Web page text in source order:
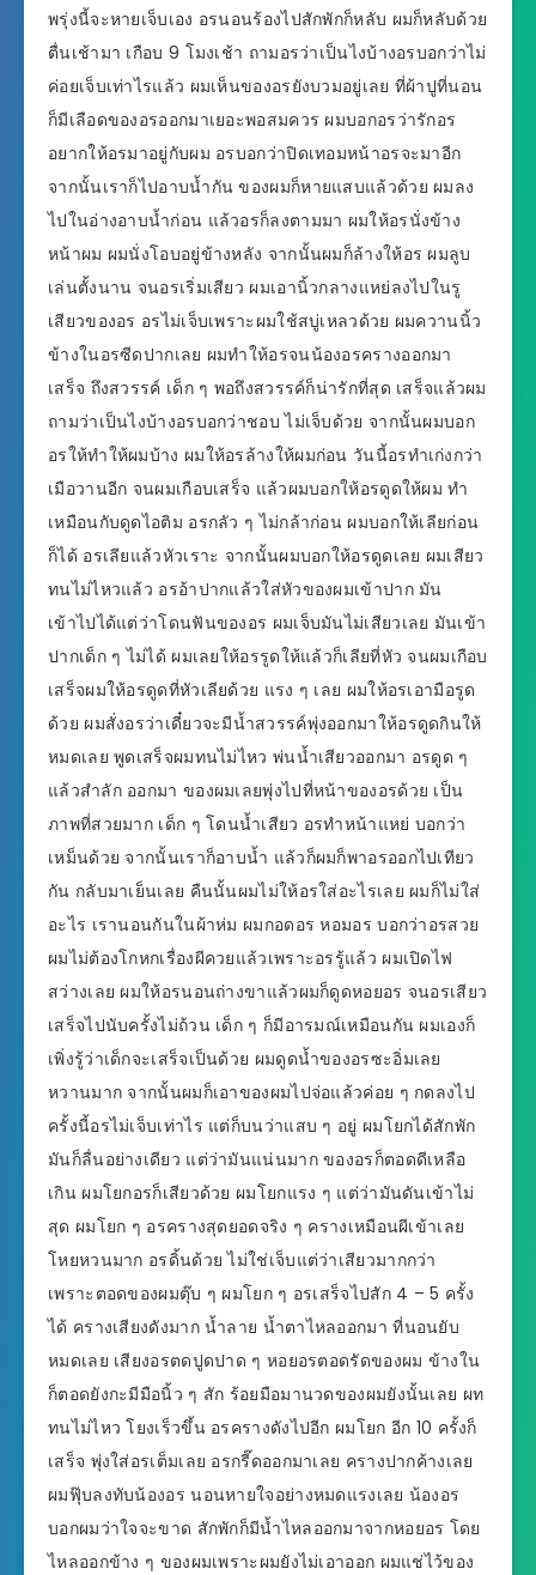
พรุ่งนี้จะหายเจ็บเอง อรนอนร้องไปสักพักก็หลับ ผมก็หลับด้วย
ตื่นเช้ามา เกือบ 9 โมงเช้า ถามอรว่าเป็นไงบ้างอรบอกว่าไม่
ค่อยเจ็บเท่าไรแล้ว ผมเห็นของอรยังบวมอยู่เลย ที่ผ้าปูที่นอน
ก็มีเลือดของอรออกมาเยอะพอสมควร ผมบอกอรว่ารักอร
อยากให้อรมาอยู่กับผม อรบอกว่าปิดเทอมหน้าอรจะมาอีก
จากนั้นเราก็ไปอาบน้ำกัน ของผมก็หายแสบแล้วด้วย ผมลง
ไปในอ่างอาบน้ำก่อน แล้วอรก็ลงตามมา ผมให้อรนั่งข้าง
หน้าผม ผมนั่งโอบอยู่ข้างหลัง จากนั้นผมก็ล้างให้อร ผมลูบ
เล่นตั้งนาน จนอรเริ่มเสียว ผมเอานิ้วกลางแหย่ลงไปในรู
เสียวของอร อรไม่เจ็บเพราะผมใช้สบู่เหลวด้วย ผมควานนิ้ว
ข้างในอรซีดปากเลย ผมทำให้อรจนน้องอรครางออกมา
เสร็จ ถึงสวรรค์ เด็ก ๆ พอถึงสวรรค์ก็น่ารักที่สุด เสร็จแล้วผม
ถามว่าเป็นไงบ้างอรบอกว่าชอบ ไม่เจ็บด้วย จากนั้นผมบอก
อรให้ทำให้ผมบ้าง ผมให้อรล้างให้ผมก่อน วันนี้อรทำเก่งกว่า
เมือวานอีก จนผมเกือบเสร็จ แล้วผมบอกให้อรดูดให้ผม ทำ
เหมือนกับดูดไอติม อรกลัว ๆ ไม่กล้าก่อน ผมบอกให้เลียก่อน
ก็ได้ อรเลียแล้วหัวเราะ จากนั้นผมบอกให้อรดูดเลย ผมเสียว
ทนไม่ไหวแล้ว อรอ้าปากแล้วใส่หัวของผมเข้าปาก มัน
เข้าไปได้แต่ว่าโดนฟันของอร ผมเจ็บมันไม่เสียวเลย มันเข้า
ปากเด็ก ๆ ไม่ได้ ผมเลยให้อรรูดให้แล้วก็เลียที่หัว จนผมเกือบ
เสร็จผมให้อรดูดที่หัวเลียด้วย แรง ๆ เลย ผมให้อรเอามือรูด
ด้วย ผมสั่งอรว่าเดี๋ยวจะมีน้ำสวรรค์พุ่งออกมาให้อรดูดกินให้
หมดเลย พูดเสร็จผมทนไม่ไหว พ่นน้ำเสียวออกมา อรดูด ๆ
แล้วสำลัก ออกมา ของผมเลยพุ่งไปที่หน้าของอรด้วย เป็น
ภาพที่สวยมาก เด็ก ๆ โดนน้ำเสียว อรทำหน้าแหย่ บอกว่า
เหม็นด้วย จากนั้นเราก็อาบน้ำ แล้วก็ผมก็พาอรออกไปเทียว
กัน กลับมาเย็นเลย คืนนั้นผมไม่ให้อรใส่อะไรเลย ผมก็ไม่ใส่
อะไร เรานอนกันในผ้าห่ม ผมกอดอร หอมอร บอกว่าอรสวย
ผมไม่ต้องโกหกเรื่องผีควยแล้วเพราะอรรู้แล้ว ผมเปิดไฟ
สว่างเลย ผมให้อรนอนถ่างขาแล้วผมก็ดูดหอยอร จนอรเสียว
เสร็จไปนับครั้งไม่ถ้วน เด็ก ๆ ก็มีอารมณ์เหมือนกัน ผมเองก็
เพิ่งรู้ว่าเด็กจะเสร็จเป็นด้วย ผมดูดน้ำของอรซะอิ่มเลย
หวานมาก จากนั้นผมก็เอาของผมไปจ่อแล้วค่อย ๆ กดลงไป
ครั้งนี้อรไม่เจ็บเท่าไร แต่ก็บนว่าแสบ ๆ อยู่ ผมโยกได้สักพัก
มันก็ลื่นอย่างเดียว แต่ว่ามันแน่นมาก ของอรก็ตอดดีเหลือ
เกิน ผมโยกอรก็เสียวด้วย ผมโยกแรง ๆ แต่ว่ามันดันเข้าไม่
สุด ผมโยก ๆ อรครางสุดยอดจริง ๆ ครางเหมือนผีเข้าเลย
โหยหวนมาก อรดิ้นด้วย ไม่ใช่เจ็บแต่ว่าเสียวมากกว่า
เพราะตอดของผมตุ๊บ ๆ ผมโยก ๆ อรเสร็จไปสัก 4 – 5 ครั้ง
ได้ ครางเสียงดังมาก น้ำลาย น้ำตาไหลออกมา ที่นอนยับ
หมดเลย เสียงอรตดปูดปาด ๆ หอยอรตอดรัดของผม ข้างใน
ก็ตอดยังกะมีมือนิ้ว ๆ สัก ร้อยมือมานวดของผมยังนั้นเลย ผท
ทนไม่ไหว โยงเร็วขึ้น อรครางดังไปอีก ผมโยก อีก 10 ครั้งก็
เสร็จ พุ่งใส่อรเต็มเลย อรกรี๊ดออกมาเลย ครางปากค้างเลย
ผมฟุ๊บลงทับน้องอร นอนหายใจอย่างหมดแรงเลย น้องอร
บอกผมว่าใจจะขาด สักพักก็มีน้ำไหลออกมาจากหอยอร โดย
ไหลออกข้าง ๆ ของผมเพราะผมยังไม่เอาออก ผมแช่ไว้ของ